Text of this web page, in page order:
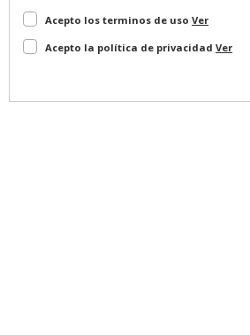
Acepto los terminos de uso Ver
Acepto la política de privacidad Ver